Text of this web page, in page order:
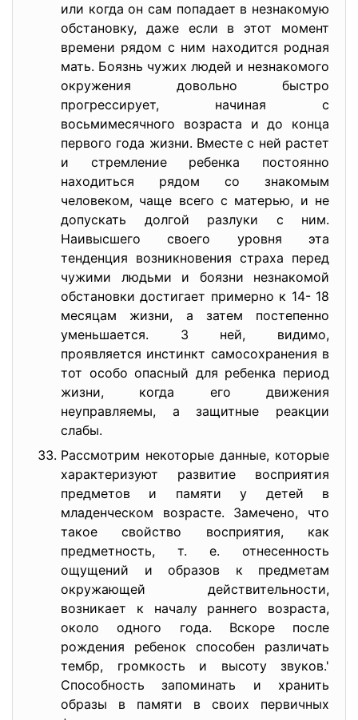
или когда он сам попадает в незнакомую
обстановку, даже если в этот момент
времени рядом с ним находится родная
мать. Боязнь чужих людей и незнакомого
окружения довольно быстро
прогрессирует, начиная с
восьмимесячного возраста и до конца
первого года жизни. Вместе с ней растет
и стремление ребенка постоянно
находиться рядом со знакомым
человеком, чаще всего с матерью, и не
допускать долгой разлуки с ним.
Наивысшего своего уровня эта
тенденция возникновения страха перед
чужими людьми и боязни незнакомой
обстановки достигает примерно к 14- 18
месяцам жизни, а затем постепенно
уменьшается. 3 ней, видимо,
проявляется инстинкт самосохранения в
тот особо опасный для ребенка период
жизни, когда его движения
неуправляемы, а защитные реакции
слабы.
Рассмотрим некоторые данные, которые
характеризуют развитие восприятия
предметов и памяти у детей в
младенческом возрасте. Замечено, что
такое свойство восприятия, как
предметность, т. е. отнесенность
ощущений и образов к предметам
окружающей действительности,
возникает к началу раннего возраста,
около одного года. Вскоре после
рождения ребенок способен различать
тембр, громкость и высоту звуков.'
Способность запоминать и хранить
образы в памяти в своих первичных